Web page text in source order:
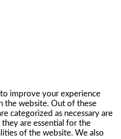
improve your experience
the website. Out of these
categorized as necessary are
are essential for the
of the website. We also